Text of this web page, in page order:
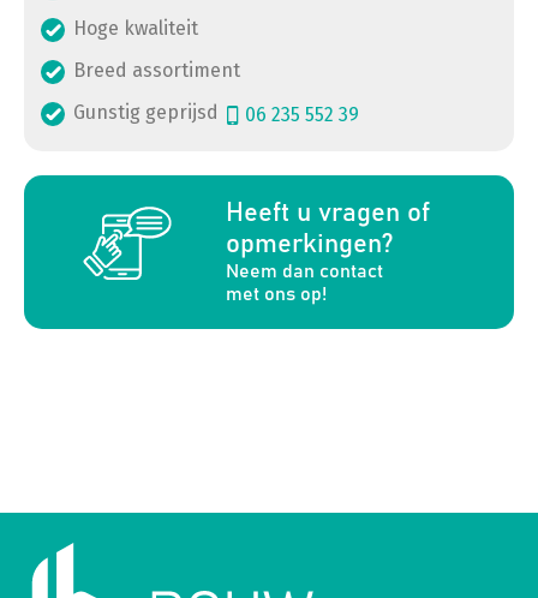
Hoge kwaliteit
Breed assortiment
Gunstig geprijsd
06 235 552 39
Heeft u vragen of
opmerkingen?
Neem dan contact
met ons op!
a